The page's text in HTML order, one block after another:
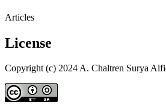
Articles
License
Copyright (c) 2024 A. Chaltren Surya